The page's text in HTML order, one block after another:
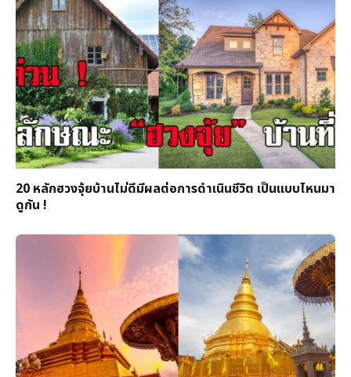
20 หลักฮวงจุ้ยบ้านไม่ดีมีผลต่อการดำเนินชีวิต เป็นแบบไหนมา
ดูกัน !